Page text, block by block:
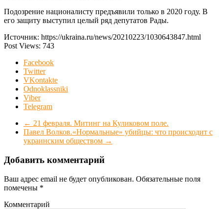
Подозрение националисту предъявили только в 2020 году. В
его защиту выступил целый ряд депутатов Рады.
Источник: https://ukraina.ru/news/20210223/1030643847.html
Post Views: 743
Facebook
Twitter
VKontakte
Odnoklassniki
Viber
Telegram
← 21 февраля. Митинг на Куликовом поле.
Павел Волков.«Нормальные» убийцы: что происходит с
украинским обществом →
Добавить комментарий
Ваш адрес email не будет опубликован. Обязательные поля
помечены *
Комментарий